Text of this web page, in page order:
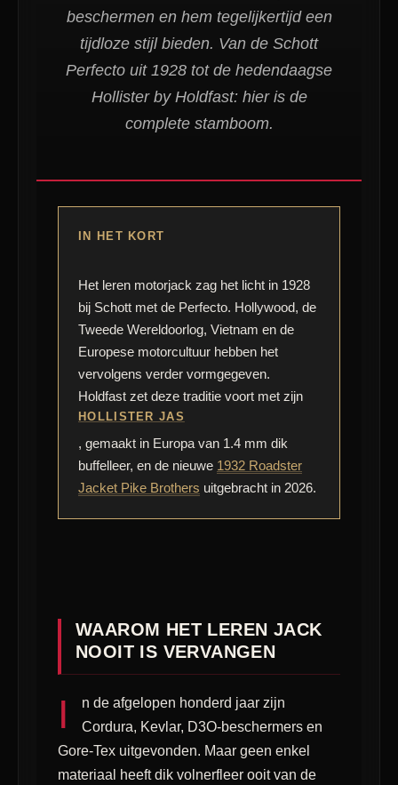
beschermen en hem tegelijkertijd een
tijdloze stijl bieden. Van de Schott
Perfecto uit 1928 tot de hedendaagse
Hollister by Holdfast: hier is de
complete stamboom.
IN HET KORT
Het leren motorjack zag het licht in 1928
bij Schott met de Perfecto. Hollywood, de
Tweede Wereldoorlog, Vietnam en de
Europese motorcultuur hebben het
vervolgens verder vormgegeven.
Holdfast zet deze traditie voort met zijn
HOLLISTER JAS
, gemaakt in Europa van 1.4 mm dik
buffelleer, en de nieuwe 1932 Roadster
Jacket Pike Brothers uitgebracht in 2026.
WAAROM HET LEREN JACK
NOOIT IS VERVANGEN
I
n de afgelopen honderd jaar zijn
Cordura, Kevlar, D3O-beschermers en
Gore-Tex uitgevonden. Maar geen enkel
materiaal heeft dik volnerfleer ooit van de